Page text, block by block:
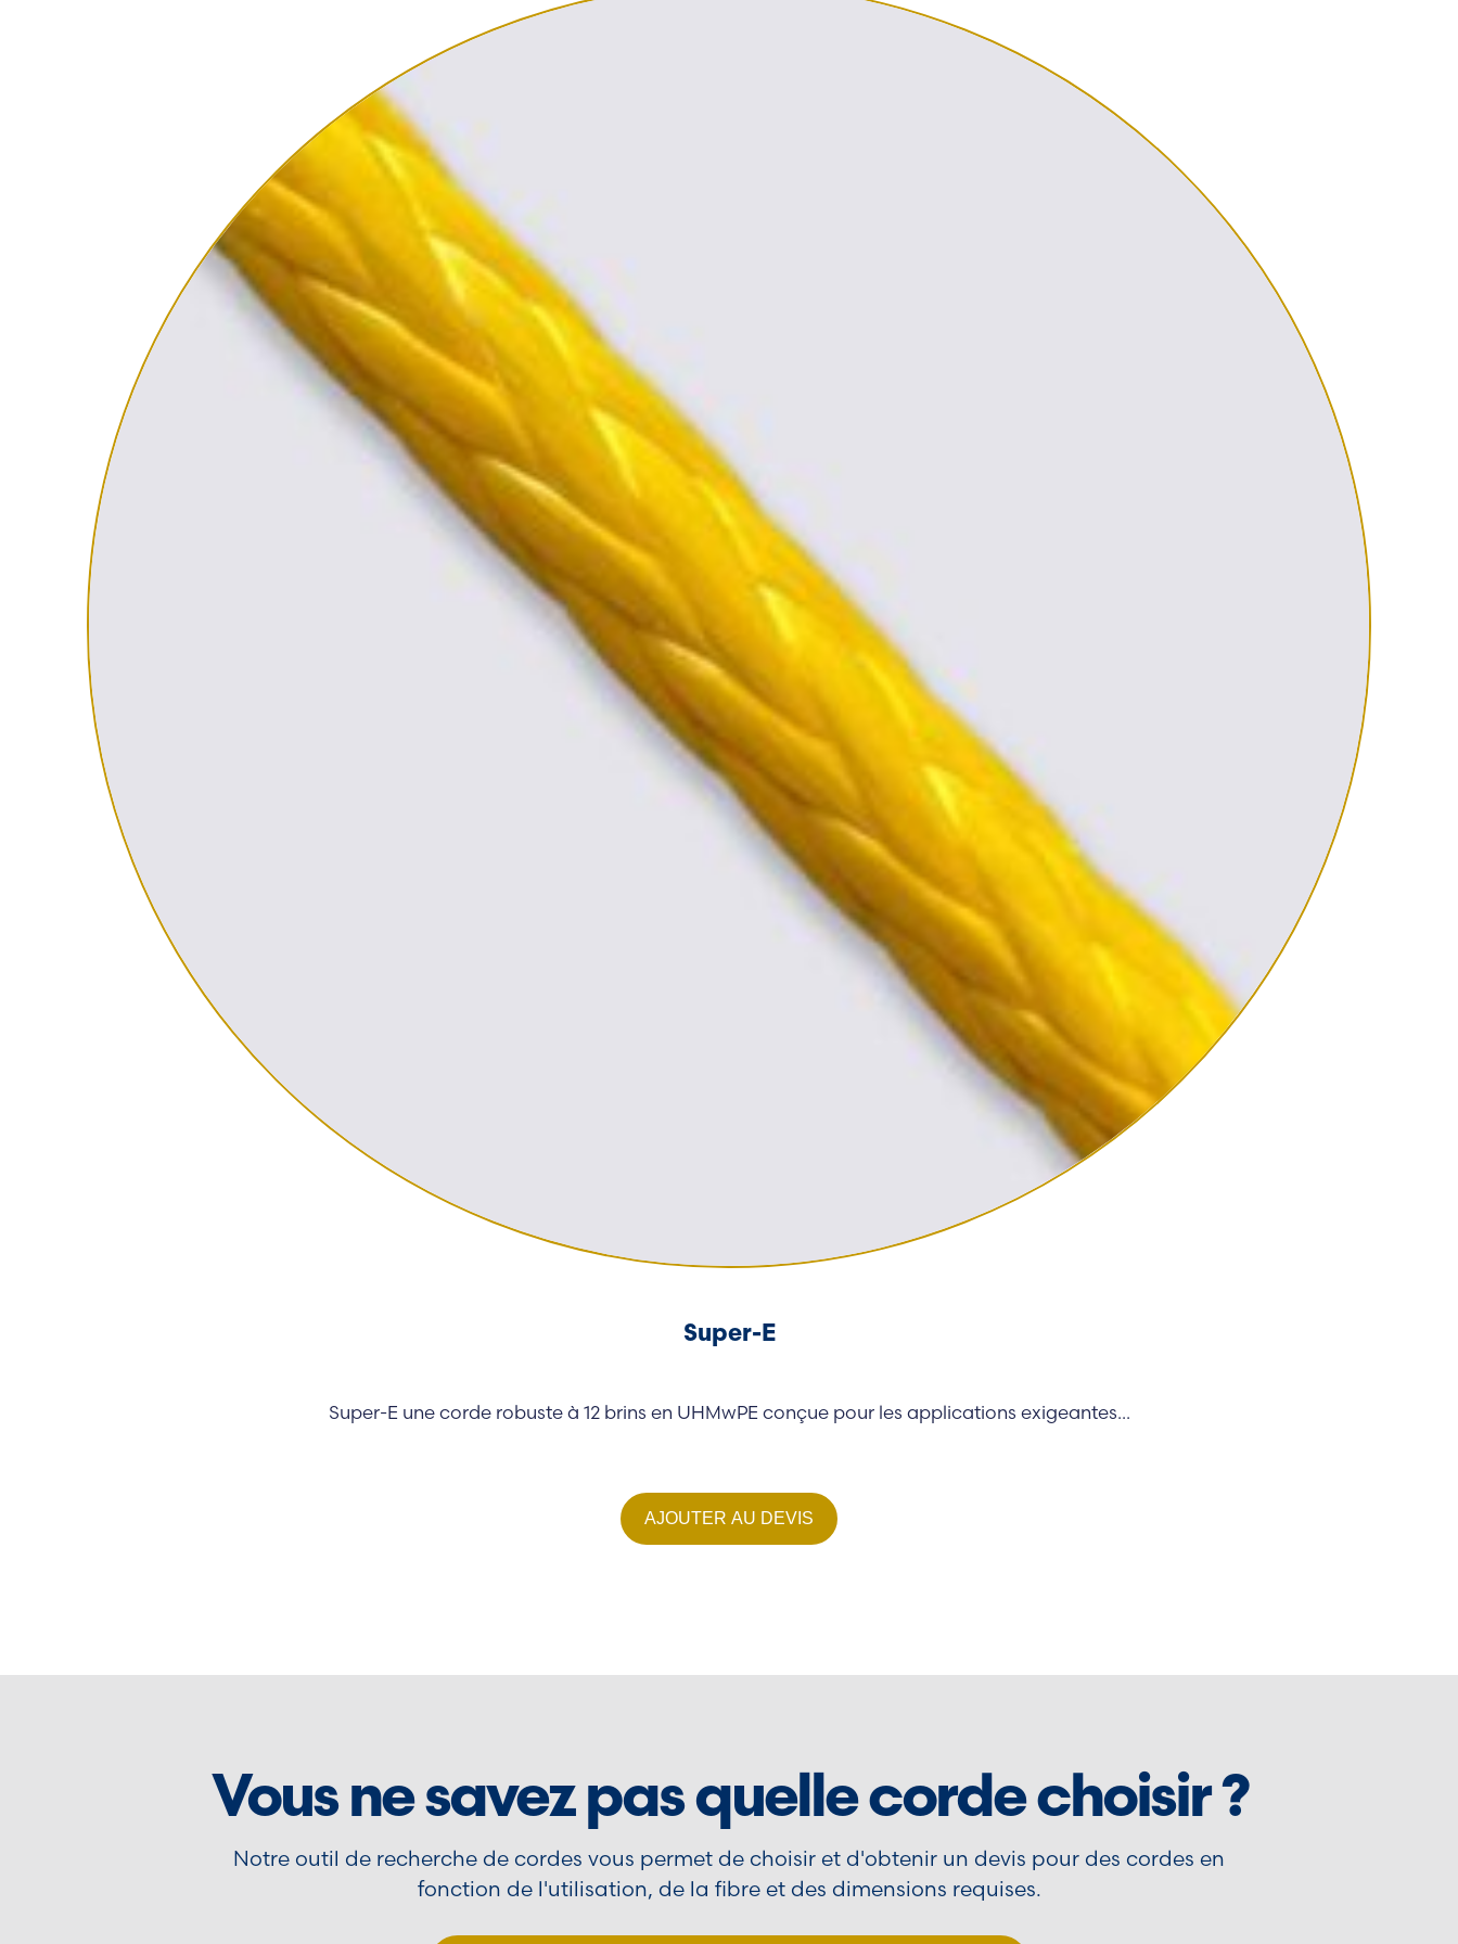
Super-E
Super-E une corde robuste à 12 brins en UHMwPE conçue pour les applications exigeantes...
AJOUTER AU DEVIS
Vous ne savez pas quelle corde choisir ?
Notre outil de recherche de cordes vous permet de choisir et d'obtenir un devis pour des cordes en
fonction de l'utilisation, de la fibre et des dimensions requises.